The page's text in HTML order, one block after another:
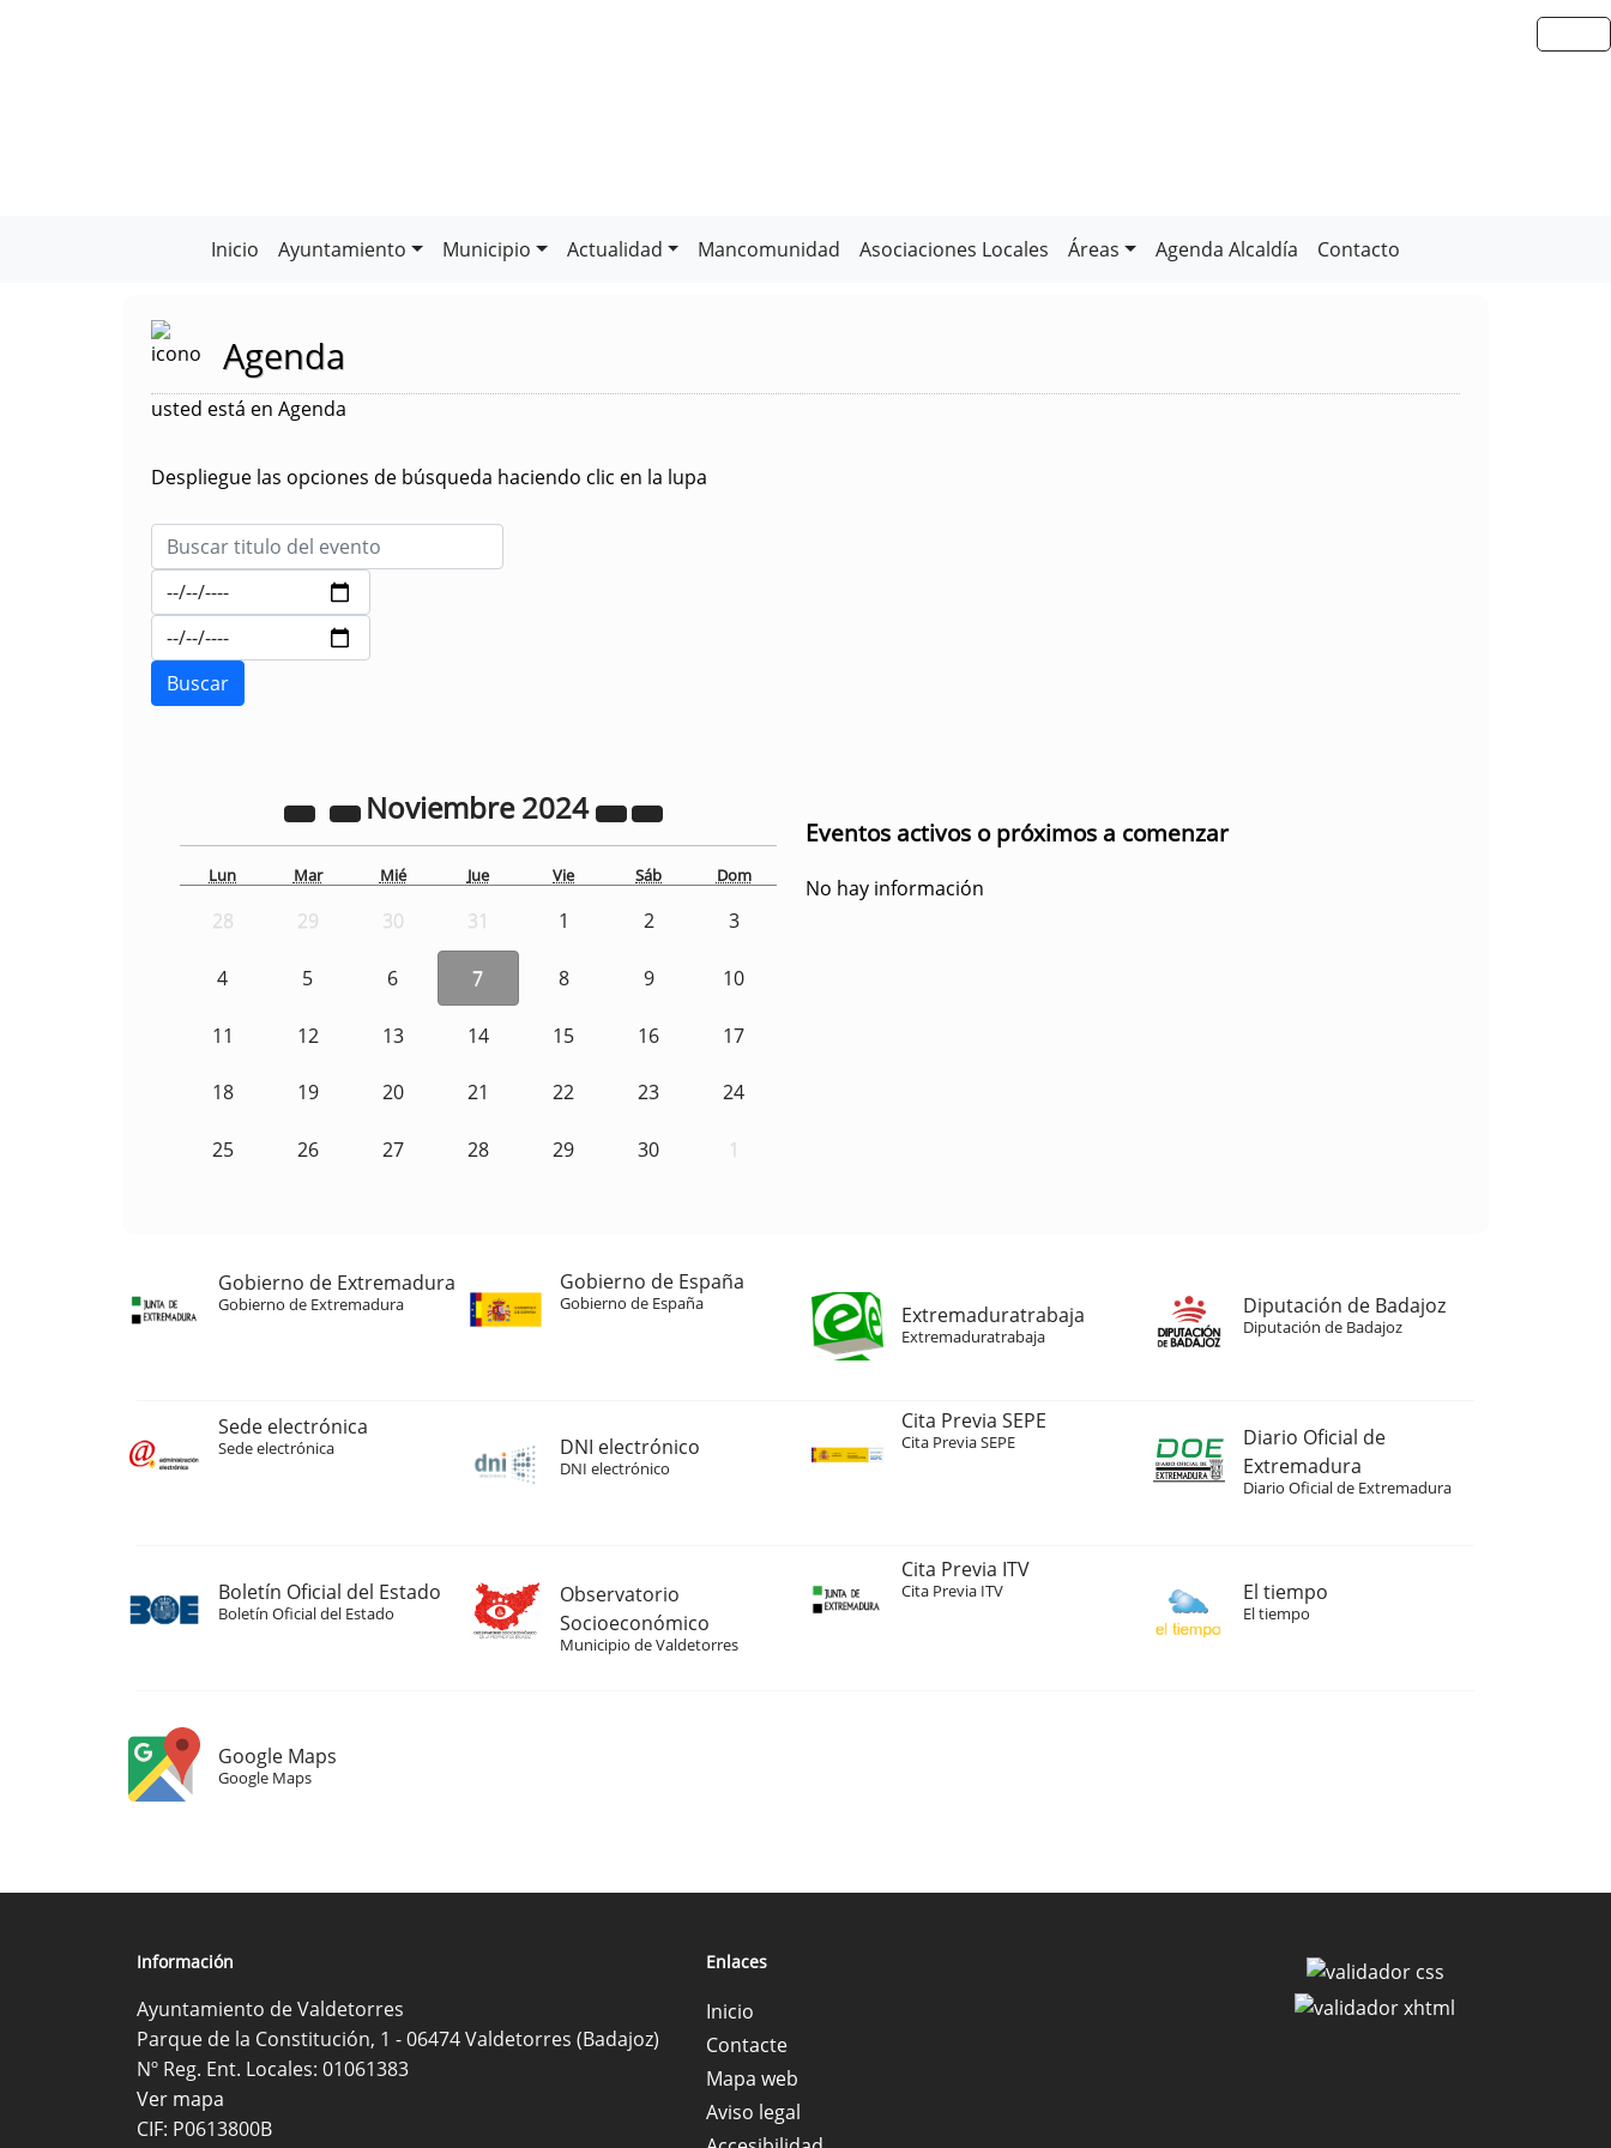
Inicio Ayuntamiento Municipio Actualidad Mancomunidad Asociaciones Locales Áreas Agenda Alcaldía Contacto
Agenda
usted está en Agenda
Despliegue las opciones de búsqueda haciendo clic en la lupa
Noviembre2024
Lun Mar Mié Jue Vie Sáb Dom
28 29 30 31 1 2 3
4 5 6 7 8 9 10
11 12 13 14 15 16 17
18 19 20 21 22 23 24
25 26 27 28 29 30 1
Eventos activos o próximos a comenzar
No hay información
Gobierno de Extremadura
Gobierno de Extremadura
Gobierno de España
Gobierno de España Extremaduratrabaja
Extremaduratrabaja
Diputación de Badajoz
Diputación de Badajoz
Sede electrónica
Sede electrónica DNI electrónico
DNI electrónico
Cita Previa SEPE
Cita Previa SEPE
Diario Oficial de
Extremadura
Diario Oficial de Extremadura
Boletín Oficial del Estado
Boletín Oficial del Estado
Observatorio
Socioeconómico
Municipio de Valdetorres
Cita Previa ITV
Cita Previa ITV El tiempo
El tiempo
Google Maps
Google Maps
Información
Ayuntamiento de Valdetorres
Parque de la Constitución, 1 - 06474 Valdetorres (Badajoz)
Nº Reg. Ent. Locales: 01061383
Ver mapa
CIF: P0613800B
Enlaces
Inicio
Contacte
Mapa web
Aviso legal